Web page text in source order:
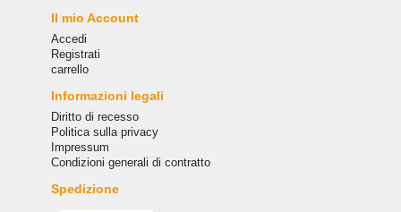
Il mio Account
Accedi
Registrati
carrello
Informazioni legali
Diritto di recesso
Politica sulla privacy
Impressum
Condizioni generali di contratto
Spedizione